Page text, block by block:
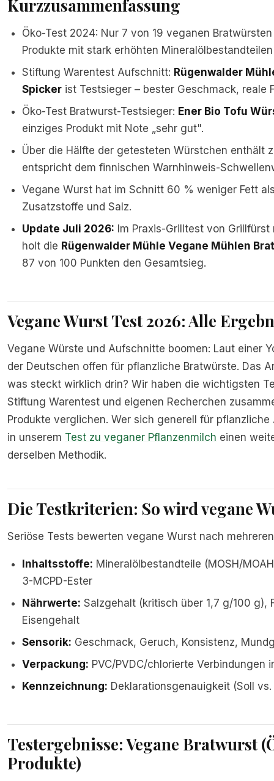
Kurzzusammenfassung
Öko-Test 2024: Nur 7 von 19 veganen
Produkte mit stark erhöhten
Stiftung Warentest Aufschnitt: Rügenwalder
Spicker ist Testsieger – bester Geschmack, reale
Öko-Test Bratwurst-Testsieger: Ener Bio Tofu
einziges Produkt mit Note „sehr gut".
Über die Hälfte der getesteten Würstchen enthält
entspricht dem finnischen Warnhinweis-
Vegane Wurst hat im Schnitt 60 % weniger Fett
Zusatzstoffe und Salz.
Update Juli 2026: Im Praxis-Grilltest von
holt die Rügenwalder Mühle Vegane Mühlen
87 von 100 Punkten den Gesamtsieg.
Vegane Wurst Test 2026: Alle
Vegane Würste und Aufschnitte boomen: Laut einer
der Deutschen offen für pflanzliche Bratwürste. Das
was steckt wirklich drin? Wir haben die wichtigsten
Stiftung Warentest und eigenen Recherchen
Produkte verglichen. Wer sich generell für
in unserem Test zu veganer Pflanzenmilch einen
derselben Methodik.
Die Testkriterien: So wird vegane
Seriöse Tests bewerten vegane Wurst nach
Inhaltsstoffe: Mineralölbestandteile (MOSH/
3-MCPD-Ester
Nährwerte: Salzgehalt (kritisch über 1,7 g/100 g),
Eisengehalt
Sensorik: Geschmack, Geruch, Konsistenz,
Verpackung: PVC/PVDC/chlorierte Verbindungen
Kennzeichnung: Deklarationsgenauigkeit (Soll
Testergebnisse: Vegane Bratwurst
Produkte)